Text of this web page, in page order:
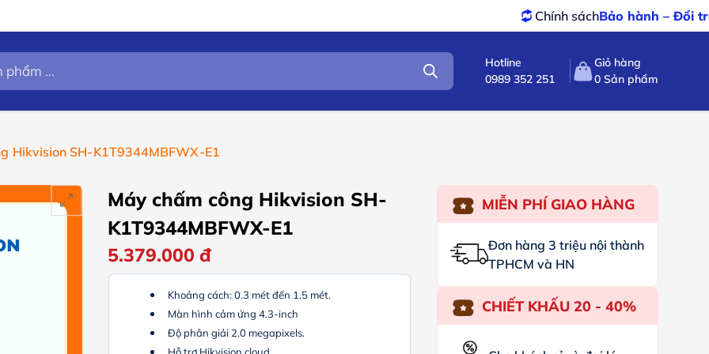
Bảo hành – Đổi trảtốt nhất
Hotline
0989 352 251
Giỏ hàng
0 Sản phẩm
Hikvision SH-K1T9344MBFWX-E1
Máy chấm công Hikvision SH-
K1T9344MBFWX-E1
5.379.000đ
Khoảng cách: 0.3 mét đến 1.5 mét.
Màn hình cảm ứng 4.3-inch
Độ phân giải 2.0 megapixels.
MIỄN PHÍ GIAO HÀNG
Đơn hàng 3 triệu nội thành
TPHCM và HN
CHIẾT KHẤU 20 - 40%